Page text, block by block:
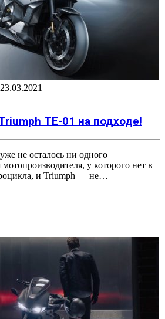
23.03.2021
TE-01 на подходе!
не осталось ни одного
у которого нет в
и Triumph — не…